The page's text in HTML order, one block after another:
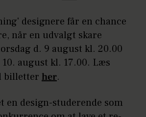
designere får en chance
når en udvalgt skare
d. 9 august kl. 20.00
august kl. 17.00. Læs
billetter her.
en design-studerende som